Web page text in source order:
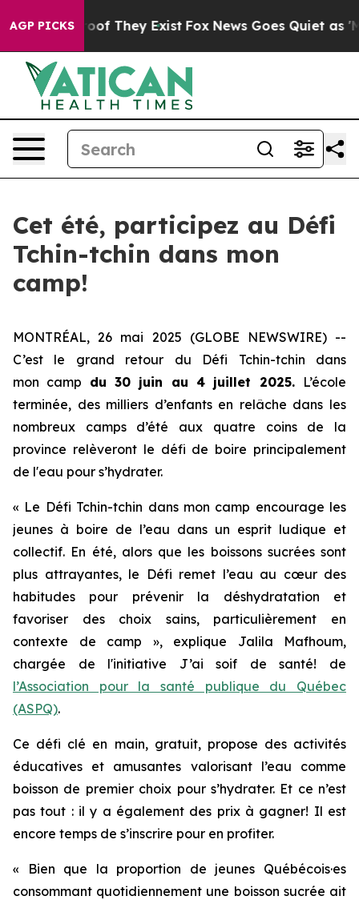
AGP PICKS
no Proof They Exist Fox News Goes Quiet as
Cet été, participez au Défi
Tchin-tchin dans mon
camp!
MONTRÉAL, 26 mai 2025 (GLOBE NEWSWIRE) --
C’est le grand retour du Défi Tchin-tchin dans
mon camp du 30 juin au 4 juillet 2025. L’école
terminée, des milliers d’enfants en relâche dans les
nombreux camps d’été aux quatre coins de la
province relèveront le défi de boire principalement
de l'eau pour s’hydrater.
« Le Défi Tchin-tchin dans mon camp encourage les
jeunes à boire de l’eau dans un esprit ludique et
collectif. En été, alors que les boissons sucrées sont
plus attrayantes, le Défi remet l’eau au cœur des
habitudes pour prévenir la déshydratation et
favoriser des choix sains, particulièrement en
contexte de camp », explique Jalila Mafhoum,
chargée de l'initiative J’ai soif de santé! de
l’Association pour la santé publique du Québec
(ASPQ).
Ce défi clé en main, gratuit, propose des activités
éducatives et amusantes valorisant l’eau comme
boisson de premier choix pour s’hydrater. Et ce n’est
pas tout : il y a également des prix à gagner! Il est
encore temps de s’inscrire pour en profiter.
« Bien que la proportion de jeunes Québécois·es
consommant quotidiennement une boisson sucrée ait